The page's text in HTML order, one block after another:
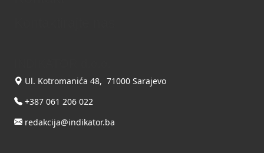
Ul. Kotromanića 48, 71000 Sarajevo
+387 061 206 022
redakcija@indikator.ba